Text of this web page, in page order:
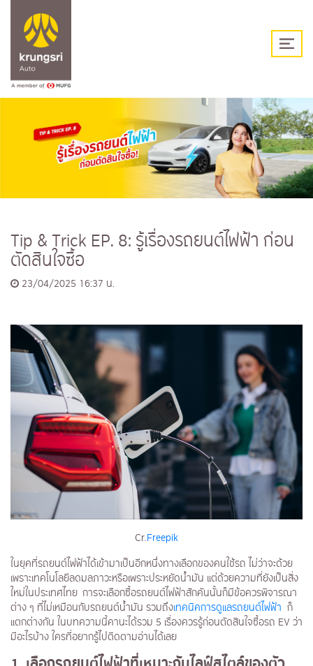
Tip & Trick EP. 8: รู้เรื่องรถยนต์ไฟฟ้า ก่อน
ตัดสินใจซื้อ
23/04/2025 16:37 น.
Cr.Freepik
ในยุคที่รถยนต์ไฟฟ้าได้เข้ามาเป็นอีกหนึ่งทางเลือกของคนใช้รถ ไม่ว่าจะด้วย
เพราะเทคโนโลยีลดมลภาวะหรือเพราะประหยัดน้ำมัน แต่ด้วยความที่ยังเป็นสิ่ง
ใหม่ในประเทศไทย การจะเลือกซื้อรถยนต์ไฟฟ้าสักคันนั้นก็มีข้อควรพิจารณา
ต่าง ๆ ที่ไม่เหมือนกับรถยนต์น้ำมัน รวมถึงเทคนิคการดูแลรถยนต์ไฟฟ้า ก็
แตกต่างกัน ในบทความนี้คานะได้รวม 5 เรื่องควรรู้ก่อนตัดสินใจซื้อรถ EV ว่า
มีอะไรบ้าง ใครที่อยากรู้ไปติดตามอ่านได้เลย